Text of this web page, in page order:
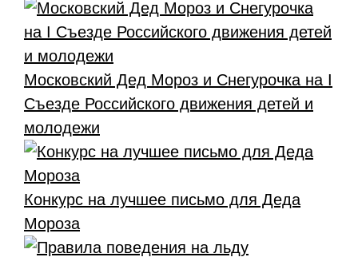
Московский Дед Мороз и Снегурочка на I
Съезде Российского движения детей и
молодежи
Конкурс на лучшее письмо для Деда
Мороза